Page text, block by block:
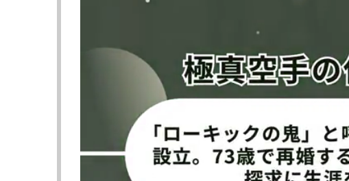
に重傷。まともに立てない状態で、誰もがプロハース
プロハースカはローキックで負傷した脚を攻め、優
留めにいくことはせず、”立ち合い”を選択。地面を
な仕草も見せた。
■「彼が気の毒に思えた」勝利目前で緩んだ心
そして運命の瞬間。プロハースカが前進、ケージに
ーグの左フックがカウンターで炸裂。崩れ落ちたプロ
降り注ぎ、レフェリーが試合を止めた。片足のアルバ